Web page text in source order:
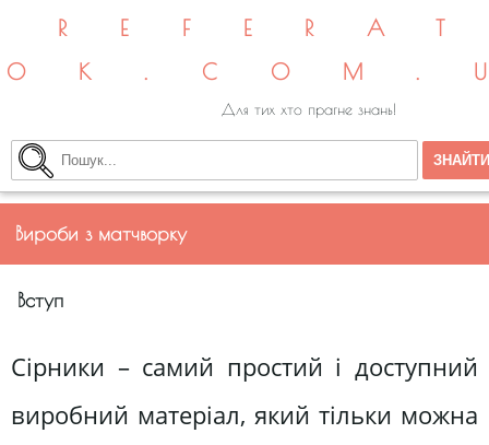
Для тих хто прагне знань!
Вироби з матчворку
Вступ
Сірники – самий простий і доступний
виробний матеріал, який тільки можна